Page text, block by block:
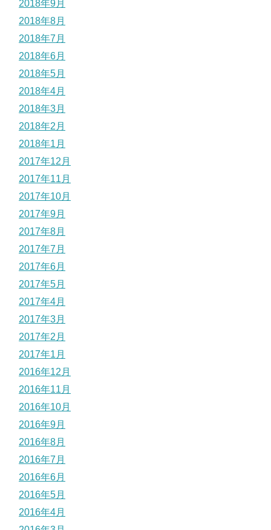
2018年9月
2018年8月
2018年7月
2018年6月
2018年5月
2018年4月
2018年3月
2018年2月
2018年1月
2017年12月
2017年11月
2017年10月
2017年9月
2017年8月
2017年7月
2017年6月
2017年5月
2017年4月
2017年3月
2017年2月
2017年1月
2016年12月
2016年11月
2016年10月
2016年9月
2016年8月
2016年7月
2016年6月
2016年5月
2016年4月